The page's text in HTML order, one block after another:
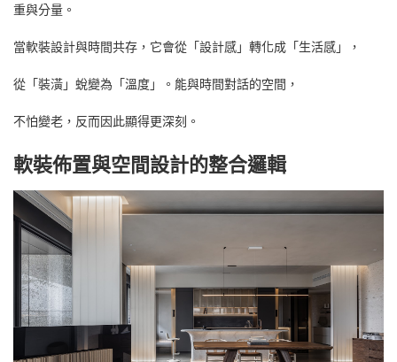
重與分量。
當軟裝設計與時間共存，它會從「設計感」轉化成「生活感」，
從「裝潢」蛻變為「溫度」。能與時間對話的空間，
不怕變老，反而因此顯得更深刻。
軟裝佈置與空間設計的整合邏輯